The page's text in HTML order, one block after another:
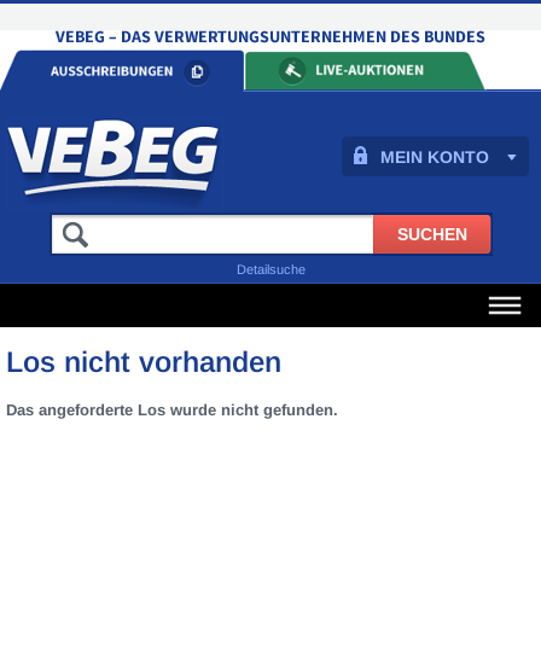
MEIN KONTO
Detailsuche
Los nicht vorhanden
Das angeforderte Los wurde nicht gefunden.